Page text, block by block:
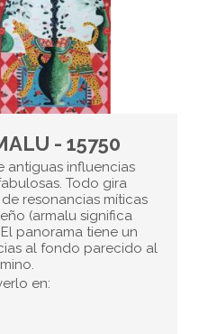
- 15750
antiguas influencias
Todo gira
resonancias míticas
(armalu significa
panorama tiene un
al fondo parecido al
en: